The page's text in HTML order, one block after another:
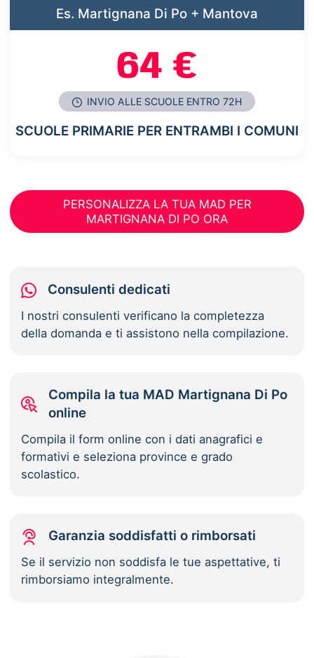
Es. Martignana Di Po + Mantova
64 €
INVIO ALLE SCUOLE ENTRO 72H
SCUOLE PRIMARIE PER ENTRAMBI I COMUNI
PERSONALIZZA LA TUA MAD PER
MARTIGNANA DI PO ORA
Consulenti dedicati
I nostri consulenti verificano la completezza
della domanda e ti assistono nella compilazione.
Compila la tua MAD Martignana Di Po
online
Compila il form online con i dati anagrafici e
formativi e seleziona province e grado
scolastico.
Garanzia soddisfatti o rimborsati
Se il servizio non soddisfa le tue aspettative, ti
rimborsiamo integralmente.